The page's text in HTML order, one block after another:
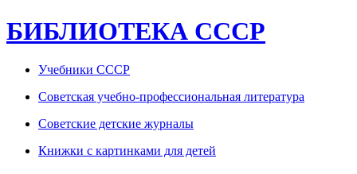
БИБЛИОТЕКА СССР
Учебники СССР
Советская учебно-профессиональная литература
Советские детские журналы
Книжки с картинками для детей